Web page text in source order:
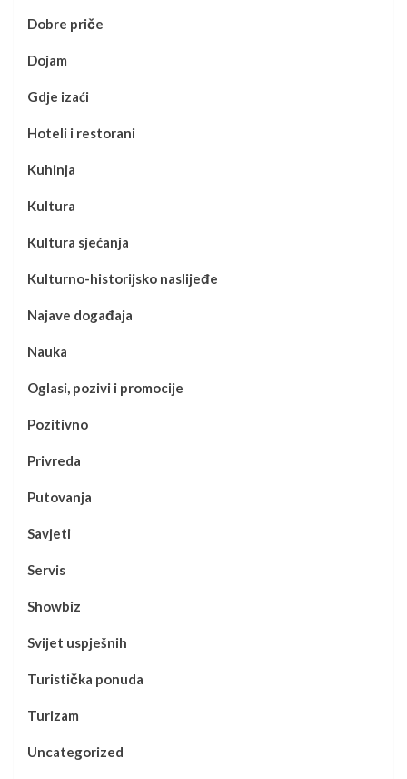
Dobre priče
Dojam
Gdje izaći
Hoteli i restorani
Kuhinja
Kultura
Kultura sjećanja
Kulturno-historijsko naslijeđe
Najave događaja
Nauka
Oglasi, pozivi i promocije
Pozitivno
Privreda
Putovanja
Savjeti
Servis
Showbiz
Svijet uspješnih
Turistička ponuda
Turizam
Uncategorized